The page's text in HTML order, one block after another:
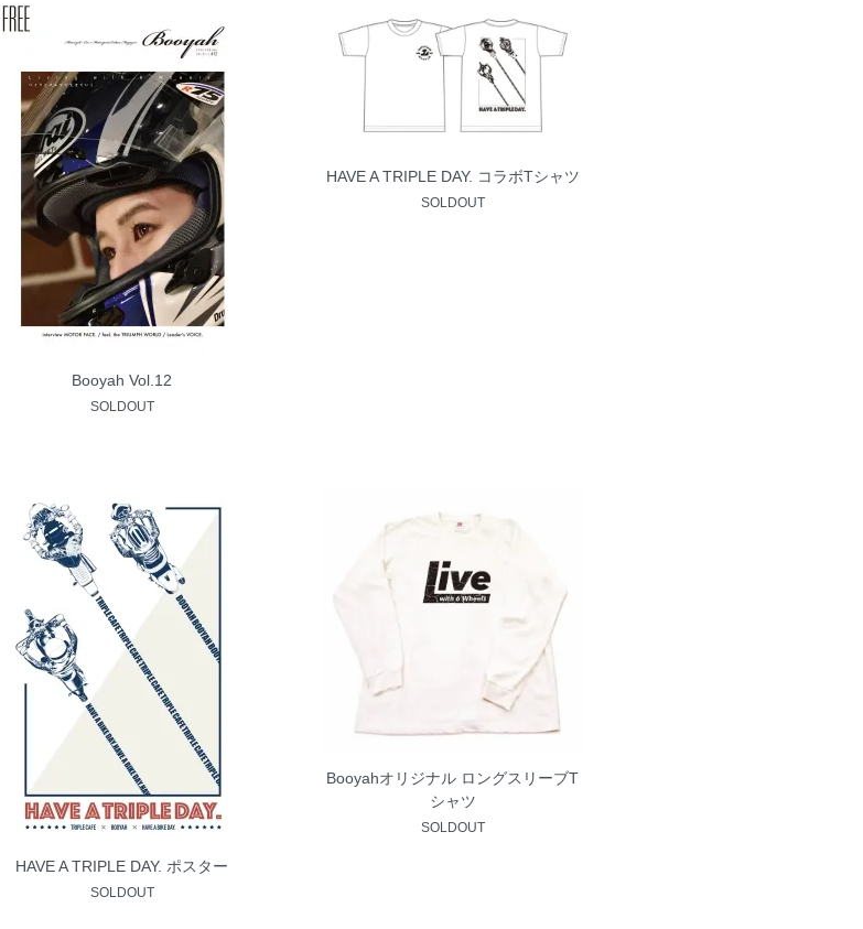
Booyah Vol.12
SOLDOUT
HAVE A TRIPLE DAY. コラボTシャツ
SOLDOUT
HAVE A TRIPLE DAY. ポスター
SOLDOUT
Booyahオリジナル ロングスリーブT
シャツ
SOLDOUT